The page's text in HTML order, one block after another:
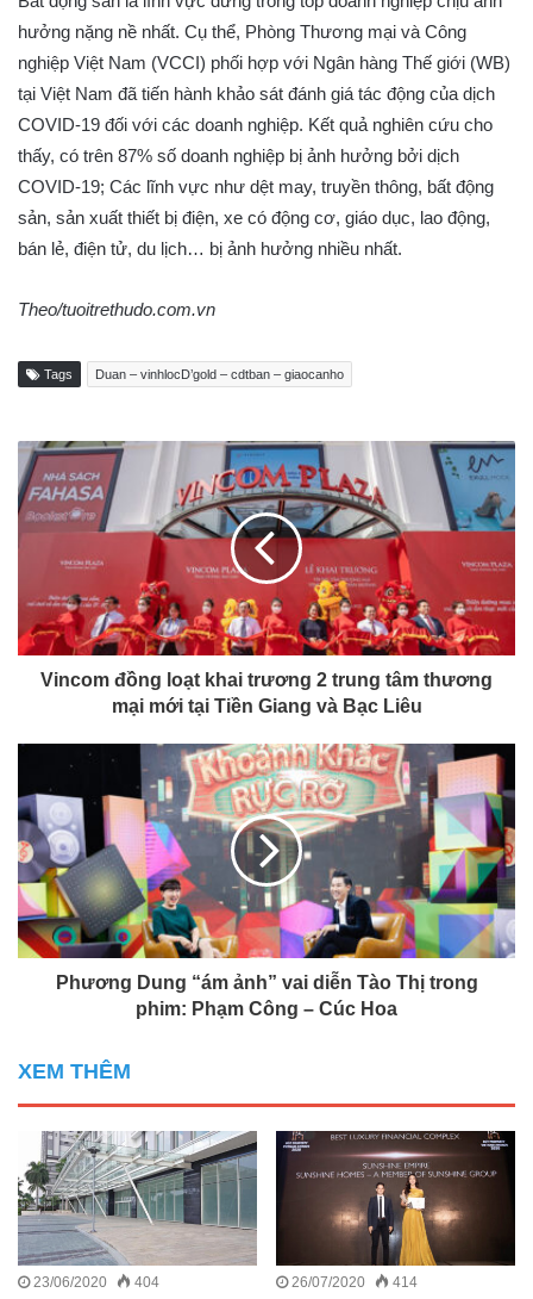
hưởng nặng nề nhất. Cụ thể, Phòng Thương mại và Công
nghiệp Việt Nam (VCCI) phối hợp với Ngân hàng Thế giới (WB)
tại Việt Nam đã tiến hành khảo sát đánh giá tác động của dịch
COVID-19 đối với các doanh nghiệp. Kết quả nghiên cứu cho
thấy, có trên 87% số doanh nghiệp bị ảnh hưởng bởi dịch
COVID-19; Các lĩnh vực như dệt may, truyền thông, bất động
sản, sản xuất thiết bị điện, xe có động cơ, giáo dục, lao động,
bán lẻ, điện tử, du lịch… bị ảnh hưởng nhiều nhất.
Theo/tuoitrethudo.com.vn
Tags Duan – vinhlocD’gold – cdtban – giaocanho
Vincom đồng loạt khai trương 2 trung tâm thương
mại mới tại Tiền Giang và Bạc Liêu
Phương Dung “ám ảnh” vai diễn Tào Thị trong
phim: Phạm Công – Cúc Hoa
XEM THÊM
23/06/2020 404 26/07/2020 414